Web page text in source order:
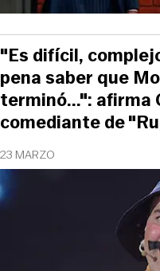
23 MARZO
"Es difícil,
pena saber que
terminó...": afirma
comediante de